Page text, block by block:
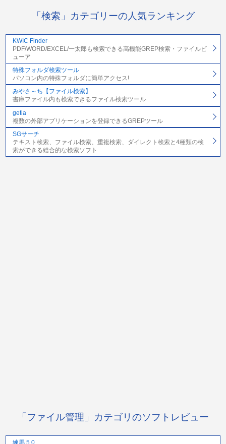
「検索」カテゴリーの人気ランキング
KWIC Finder
PDF/WORD/EXCEL/一太郎も検索できる高機能GREP検索・ファイルビ
ューア
特殊フォルダ検索ツール
パソコン内の特殊フォルダに簡単アクセス!
みやさ～ち【ファイル検索】
書庫ファイル内も検索できるファイル検索ツール
getia
複数の外部アプリケーションを登録できるGREPツール
SGサーチ
テキスト検索、ファイル検索、重複検索、ダイレクト検索と4種類の検
索ができる総合的な検索ソフト
「ファイル管理」カテゴリのソフトレビュー
練馬 5.0